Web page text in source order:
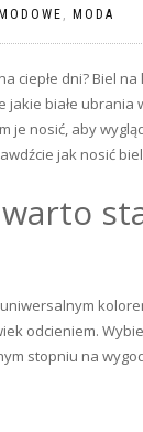
MODA
ciepłe dni? Biel
jakie białe ubrania
je nosić, aby
jak nosić
odcieniem.
stopniu na